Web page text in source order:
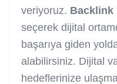
veriyoruz. Backlink
seçerek dijital
başarıya giden
alabilirsiniz. Dijital
hedeflerinize